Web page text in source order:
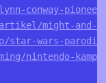
conway-pioneer-
artikel/might-and-
wars-parodie-
nintendo-